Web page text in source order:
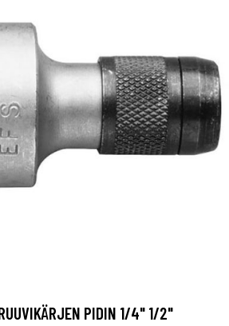
RUUVIKÄRJEN PIDIN 1/4" 1/2"